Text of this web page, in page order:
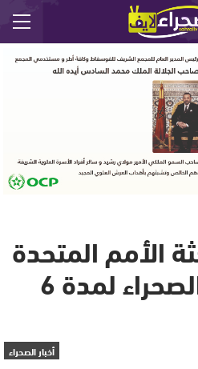
الأمم المتحدة
للاستفتاء في الصحراء لمدة 6
أخبار الصحراء